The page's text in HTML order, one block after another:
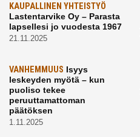
KAUPALLINEN YHTEISTYÖ
Lastentarvike Oy – Parasta
lapsellesi jo vuodesta 1967
21.11.2025
VANHEMMUUS Isyys
leskeyden myötä – kun
puoliso tekee
peruuttamattoman
päätöksen
1.11.2025